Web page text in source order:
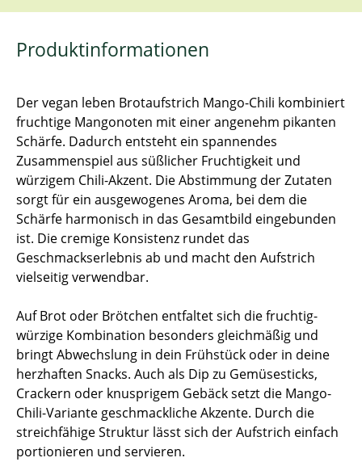
Produktinformationen
Der vegan leben Brotaufstrich Mango-Chili kombiniert
fruchtige Mangonoten mit einer angenehm pikanten
Schärfe. Dadurch entsteht ein spannendes
Zusammenspiel aus süßlicher Fruchtigkeit und
würzigem Chili-Akzent. Die Abstimmung der Zutaten
sorgt für ein ausgewogenes Aroma, bei dem die
Schärfe harmonisch in das Gesamtbild eingebunden
ist. Die cremige Konsistenz rundet das
Geschmackserlebnis ab und macht den Aufstrich
vielseitig verwendbar.
Auf Brot oder Brötchen entfaltet sich die fruchtig-
würzige Kombination besonders gleichmäßig und
bringt Abwechslung in dein Frühstück oder in deine
herzhaften Snacks. Auch als Dip zu Gemüsesticks,
Crackern oder knusprigem Gebäck setzt die Mango-
Chili-Variante geschmackliche Akzente. Durch die
streichfähige Struktur lässt sich der Aufstrich einfach
portionieren und servieren.